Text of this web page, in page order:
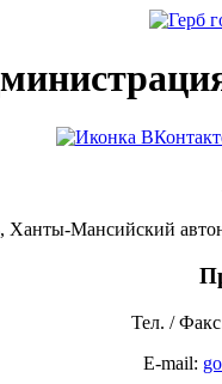
Ханты-Мансийский
Тел. /
E-mail: